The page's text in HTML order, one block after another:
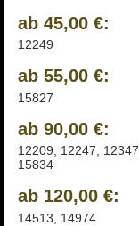
ab 45,00 €:
12249
ab 55,00 €:
15827
ab 90,00 €:
12209, 12247,
15834
ab 120,00 €:
14513, 14974